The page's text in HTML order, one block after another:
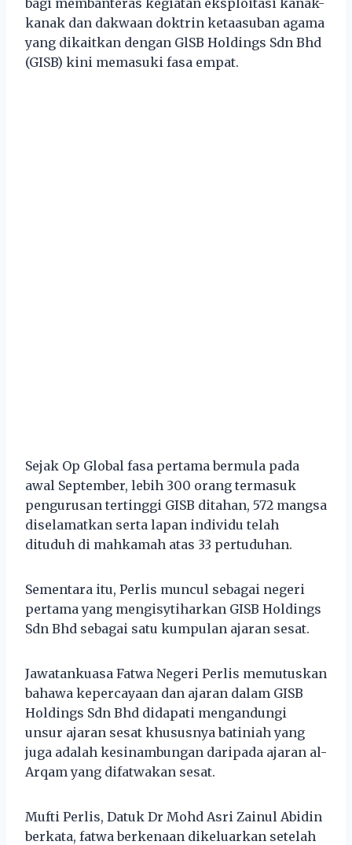
kanak dan dakwaan doktrin ketaasuban agama
yang dikaitkan dengan GlSB Holdings Sdn Bhd
(GISB) kini memasuki fasa empat.
Sejak Op Global fasa pertama bermula pada
awal September, lebih 300 orang termasuk
pengurusan tertinggi GISB ditahan, 572 mangsa
diselamatkan serta lapan individu telah
dituduh di mahkamah atas 33 pertuduhan.
Sementara itu, Perlis muncul sebagai negeri
pertama yang mengisytiharkan GISB Holdings
Sdn Bhd sebagai satu kumpulan ajaran sesat.
Jawatankuasa Fatwa Negeri Perlis memutuskan
bahawa kepercayaan dan ajaran dalam GISB
Holdings Sdn Bhd didapati mengandungi
unsur ajaran sesat khususnya batiniah yang
juga adalah kesinambungan daripada ajaran al-
Arqam yang difatwakan sesat.
Mufti Perlis, Datuk Dr Mohd Asri Zainul Abidin
berkata, fatwa berkenaan dikeluarkan setelah